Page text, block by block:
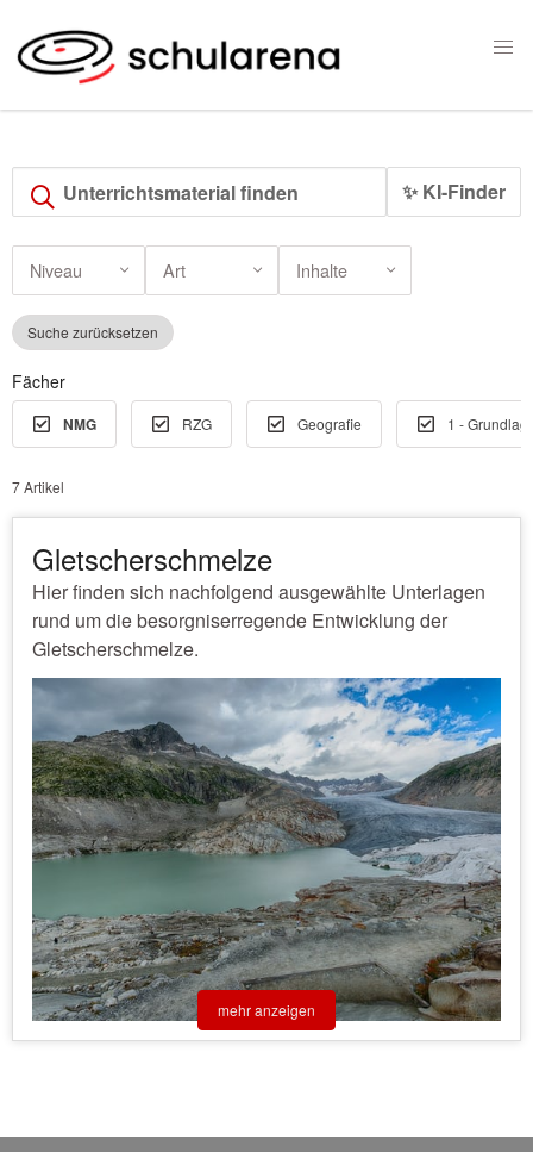
✨ KI-Finder
Niveau Art Inhalte
Suche zurücksetzen
Fächer
NMG RZG Geografie 1 -
7 Artikel
Gletscherschmelze
Hier finden sich nachfolgend ausgewählte Unterlagen
rund um die besorgniserregende Entwicklung der
Gletscherschmelze.
mehr anzeigen